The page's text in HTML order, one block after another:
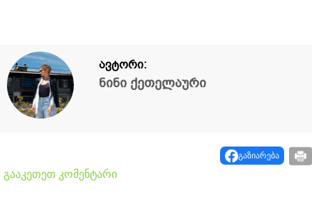
ავტორი:
ნინი ქეთელაური
გაზიარება
გააკეთეთ კომენტარი